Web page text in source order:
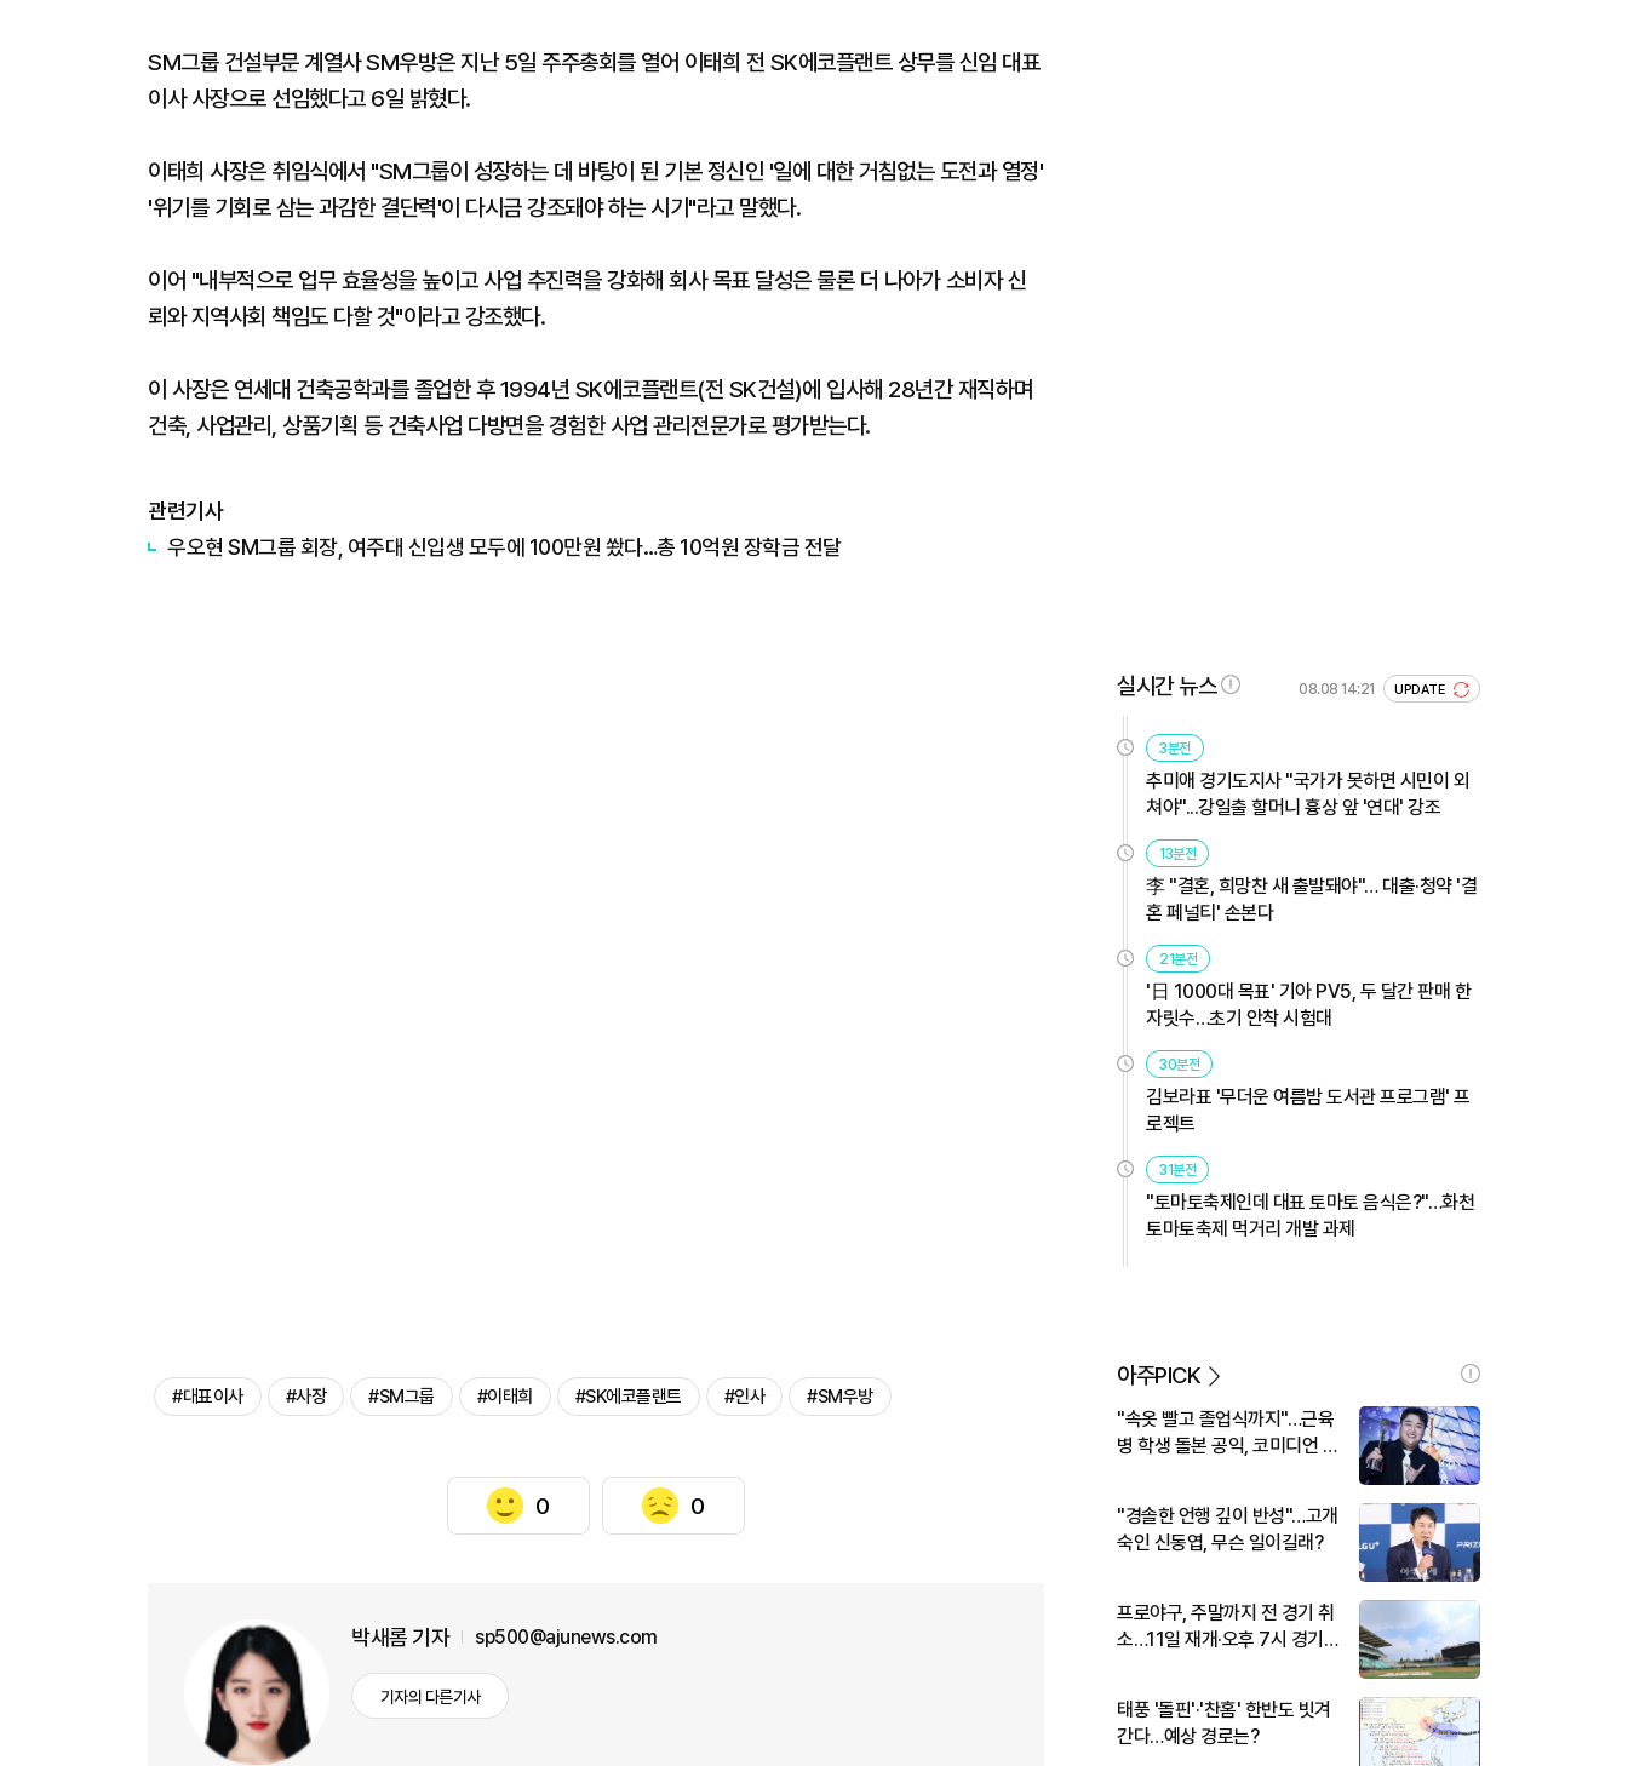
SM그룹 건설부문 계열사 SM우방은 지난 5일 주주총회를 열어 이태희 전 SK에코플랜트 상무를 신임 대표
이사 사장으로 선임했다고 6일 밝혔다.
이태희 사장은 취임식에서 "SM그룹이 성장하는 데 바탕이 된 기본 정신인 '일에 대한 거침없는 도전과 열정'
'위기를 기회로 삼는 과감한 결단력'이 다시금 강조돼야 하는 시기"라고 말했다.
이어 "내부적으로 업무 효율성을 높이고 사업 추진력을 강화해 회사 목표 달성은 물론 더 나아가 소비자 신
뢰와 지역사회 책임도 다할 것"이라고 강조했다.
이 사장은 연세대 건축공학과를 졸업한 후 1994년 SK에코플랜트(전 SK건설)에 입사해 28년간 재직하며
건축, 사업관리, 상품기획 등 건축사업 다방면을 경험한 사업 관리전문가로 평가받는다.
관련기사
우오현 SM그룹 회장, 여주대 신입생 모두에 100만원 쐈다…총 10억원 장학금 전달
#대표이사 #사장 #SM그룹 #이태희 #SK에코플랜트 #인사 #SM우방
0 0
박새롬 기자 sp500@ajunews.com
기자의 다른기사
실시간 뉴스 08.08 14:21 UPDATE
3분전
추미애 경기도지사 "국가가 못하면 시민이 외
쳐야"...강일출 할머니 흉상 앞 '연대' 강조
13분전
李 "결혼, 희망찬 새 출발돼야"… 대출·청약 '결
혼 페널티' 손본다
21분전
'日 1000대 목표' 기아 PV5, 두 달간 판매 한
자릿수…초기 안착 시험대
30분전
김보라표 '무더운 여름밤 도서관 프로그램' 프
로젝트
31분전
"토마토축제인데 대표 토마토 음식은?"…화천
토마토축제 먹거리 개발 과제
아주PICK
"속옷 빨고 졸업식까지"…근육
병 학생 돌본 공익, 코미디언 김
"경솔한 언행 깊이 반성"…고개
숙인 신동엽, 무슨 일이길래?
프로야구, 주말까지 전 경기 취
소…11일 재개·오후 7시 경기
태풍 '돌핀'·'찬홈' 한반도 빗겨
간다…예상 경로는?